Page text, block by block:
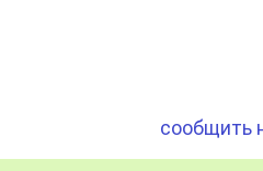
сообщить